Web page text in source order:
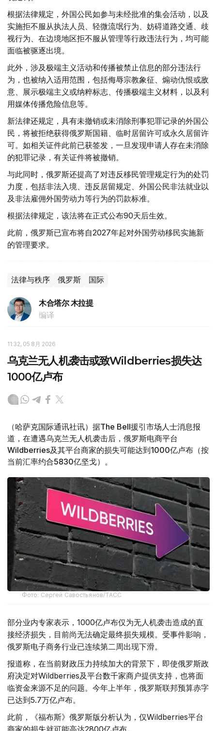
根据法律规定，外国公民如参与未经批准的集会活动，以及
实施拒不服从执法人员、轻微流氓行为、妨碍道路交通、歧
视行为、在边境地区拒不服从管理等行政违法行为，均可能
面临被驱逐出境。
此外，涉及极端主义活动和传播被禁止信息的部分违法行
为，也被纳入适用范围，包括侮辱宗教象征、煽动仇恨或敌
意、展示极端主义或纳粹标志、传播极端主义材料，以及利
用媒体传播危险信息等。
新法律还规定，具有未撤销或未消除刑事犯罪记录的外国公
民，将被拒绝获得俄罗斯国籍、临时居留许可或永久居留许
可。如相关证件此前已获签发，一旦发现申请人存在未消除
的犯罪记录，有关证件将被撤销。
与此同时，俄罗斯还提高了对违反移民管理规定行为的处罚
力度，包括非法入境、违反居留规定、外国公民非法就业以
及非法雇佣外国劳动力等行为的罚款标准。
根据法律规定，该法将在正式公布90天后生效。
此前，俄罗斯已宣布将自2027年起对外国劳动移民实施新
的管理要求。
法律与秩序 俄罗斯 国际
木合塔尔 木拉提
编译
11:32, 05 8月 2026
乌克兰无人机袭击或致Wildberries损失达
1000亿卢布
（哈萨克国际通讯社讯）据The Bell援引市场人士消息报
道，在遭遇乌克兰无人机袭击后，俄罗斯电商平台
Wildberries及其平台商家的损失可能达到1000亿卢布（按
当前汇率约合5830亿坚戈）。
Фото: Сергей Савостьянов/ТАСС
部分业内专家表示，1000亿卢布仅为无人机袭击造成的直
接经济损失，目前尚无法确定最终损失规模。受事件影响，
俄罗斯电子商务行业已连续第二周出现下滑。
报道称，在当前财政压力持续加大的背景下，即使俄罗斯政
府决定对Wildberries及平台数千家商户提供支持，也将面
临资金来源不足的问题。今年上半年，俄罗斯联邦预算赤字
已达到5.7万亿卢布。
此前，《福布斯》俄罗斯版分析认为，仅Wildberries平台
商家的损失就可能高达2800亿卢布。